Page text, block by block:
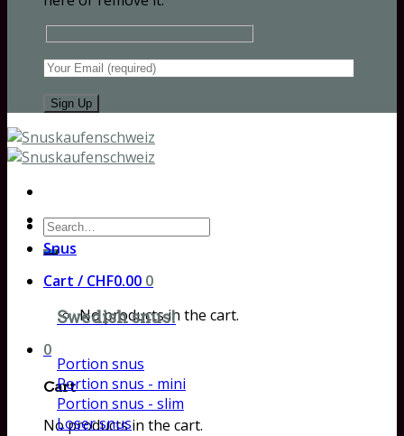
Search
for:
Cart / CHF0.00 0
No products in the cart.
0
Cart
No products in the cart.
Snus
Swedish snus!
Portion snus
Portion snus - mini
Portion snus - slim
Loser snus